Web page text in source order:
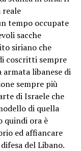
tempo occupate
sacche
siriano che
coscritti sempre
libanese di
sempre più
di Israele che
di quella
quindi ora è
ed affiancare
del Libano.